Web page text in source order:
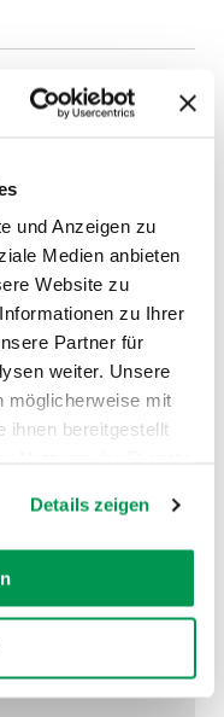
und Anzeigen zu
Medien anbieten
Website zu
zu Ihrer
Partner für
weiter. Unsere
möglicherweise mit
ihnen bereitgestellt
Details zeigen